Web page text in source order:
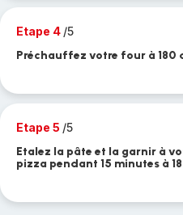
Etape 4 /5
Préchauffez votre four à 180
Etape 5 /5
Etalez la pâte et la garnir à
pizza pendant 15 minutes à